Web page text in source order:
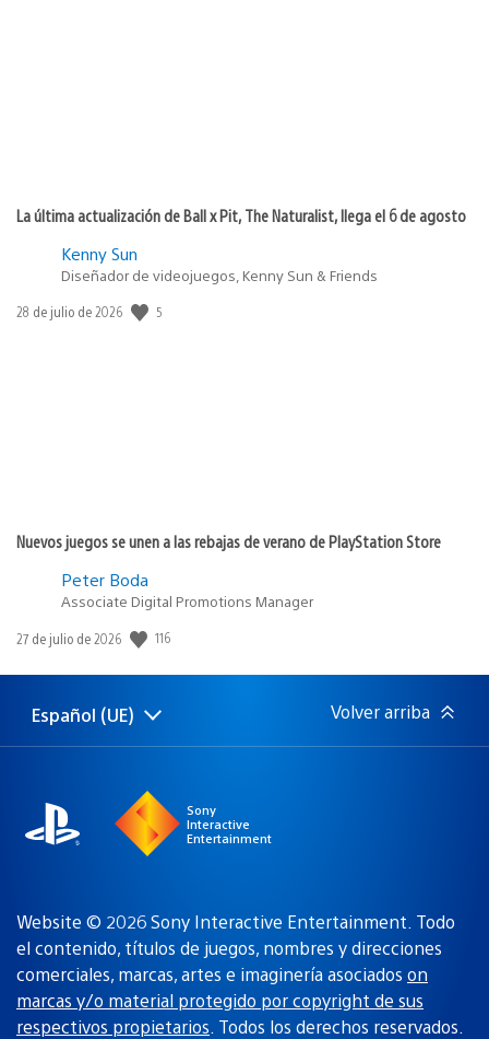
La última actualización de Ball x Pit, The Naturalist, llega el 6 de agosto
Kenny Sun
Diseñador de videojuegos, Kenny Sun & Friends
Fecha
28 de julio de 2026 5
Nuevos juegos se unen a las rebajas de verano de PlayStation Store
Peter Boda
Associate Digital Promotions Manager
Fecha
publicación:
27 de julio de 2026 116
Selecciona
Región
Español (UE) Volver arriba
Sony
Interactive
Entertainment
Website © 2026 Sony Interactive Entertainment. Todo
el contenido, títulos de juegos, nombres y direcciones
comerciales, marcas, artes e imaginería asociados on
marcas y/o material protegido por copyright de sus
respectivos propietarios. Todos los derechos reservados.